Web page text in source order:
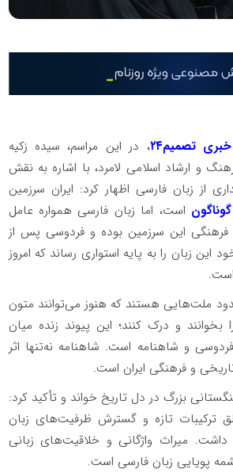
تصمیم۲۴
، در این مراسم، سیده زکیه
و ارشاد اسلامی لامرد، با اشاره به نقش
از زبان فارسی اظهار کرد: ایران سرزمین
است، اما زبان فارسی همواره عامل
این سرزمین بوده و فردوسی پس از
زبان را به پایه استواری رساند که امروز
است.
ملت‌هایی هستند که هنوز می‌توانند متون
و درک کنند؛ این پیوند زنده میان
فردوسی و شاهنامه است. شاهنامه نه‌تنها اثر
و فرهنگی ایران است.
بزرگ در دل تاریخ خواند و تأکید کرد:
ترکیبات تازه و گسترش ظرفیت‌های زبان
میراث واژگانی و خلاقیت‌های زبانی
پویایی زبان فارسی است.